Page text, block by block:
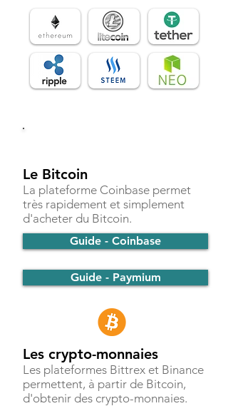
Le Bitcoin
La plateforme Coinbase permet
très rapidement et simplement
d'acheter du Bitcoin.
Guide - Coinbase
Guide - Paymium
Les crypto-monnaies
Les plateformes Bittrex et Binance
permettent, à partir de Bitcoin,
d'obtenir des crypto-monnaies.